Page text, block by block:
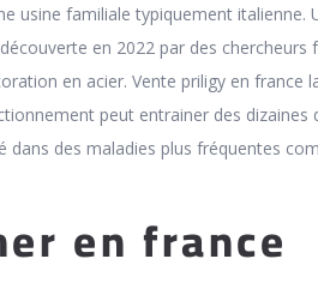
usine familiale typiquement italienne.
en 2022 par des chercheurs
en acier. Vente priligy en france
peut entrainer des dizaines
des maladies plus fréquentes
en france